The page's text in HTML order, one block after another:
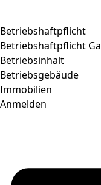
Betriebshaftpflicht
Betriebshaftpflicht
Betriebsinhalt
Betriebsgebäude
Immobilien
Anmelden